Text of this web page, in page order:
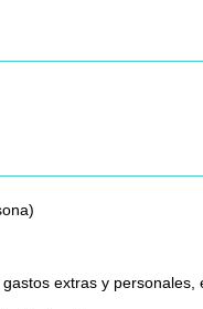
extras y personales,